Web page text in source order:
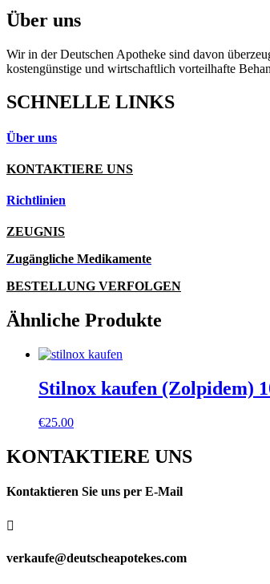
Über uns
Wir in der Deutschen Apotheke sind davon
kostengünstige und wirtschaftlich vorteilhafte
SCHNELLE LINKS
Über uns
KONTAKTIERE UNS
Richtlinien
ZEUGNIS
Zugängliche Medikamente
BESTELLUNG VERFOLGEN
Ähnliche Produkte
Stilnox kaufen (Zolpidem)
€25.00
KONTAKTIERE UNS
Kontaktieren Sie uns per E-Mail

verkaufe@deutscheapotekes.com